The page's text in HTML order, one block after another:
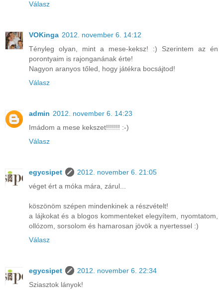
Válasz
VOKinga 2012. november 6. 14:12
Tényleg olyan, mint a mese-keksz! :) Szerintem az én
porontyaim is rajonganának érte!
Nagyon aranyos tőled, hogy játékra bocsájtod!
Válasz
admin 2012. november 6. 14:23
Imádom a mese kekszet!!!!!!! :-)
Válasz
egycsipet
2012. november 6. 21:05
véget ért a móka mára, zárul...
köszönöm szépen mindenkinek a részvételt!
a lájkokat és a blogos kommenteket elegyítem, nyomtatom,
ollózom, sorsolom és hamarosan jövök a nyertessel :)
Válasz
egycsipet
2012. november 6. 22:34
Sziasztok lányok!